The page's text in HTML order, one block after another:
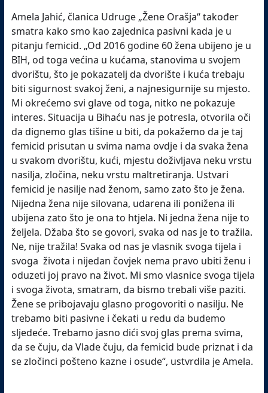
Amela Jahić, članica Udruge „Žene Orašja“ također
smatra kako smo kao zajednica pasivni kada je u
pitanju femicid. „Od 2016 godine 60 žena ubijeno je u
BIH, od toga većina u kućama, stanovima u svojem
dvorištu, što je pokazatelj da dvorište i kuća trebaju
biti sigurnost svakoj ženi, a najnesigurnije su mjesto.
Mi okrećemo svi glave od toga, nitko ne pokazuje
interes. Situacija u Bihaću nas je potresla, otvorila oči
da dignemo glas tišine u biti, da pokažemo da je taj
femicid prisutan u svima nama ovdje i da svaka žena
u svakom dvorištu, kući, mjestu doživljava neku vrstu
nasilja, zločina, neku vrstu maltretiranja. Ustvari
femicid je nasilje nad ženom, samo zato što je žena.
Nijedna žena nije silovana, udarena ili ponižena ili
ubijena zato što je ona to htjela. Ni jedna žena nije to
željela. Džaba što se govori, svaka od nas je to tražila.
Ne, nije tražila! Svaka od nas je vlasnik svoga tijela i
svoga života i nijedan čovjek nema pravo ubiti ženu i
oduzeti joj pravo na život. Mi smo vlasnice svoga tijela
i svoga života, smatram, da bismo trebali više paziti.
Žene se pribojavaju glasno progovoriti o nasilju. Ne
trebamo biti pasivne i čekati u redu da budemo
sljedeće. Trebamo jasno dići svoj glas prema svima,
da se čuju, da Vlade čuju, da femicid bude priznat i da
se zločinci pošteno kazne i osude“, ustvrdila je Amela.